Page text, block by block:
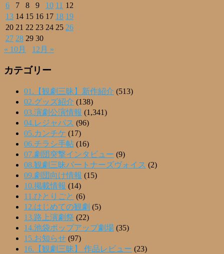
6
7 8 9 10 11 12
13 14 15 16 17 18 19
20 21 22 23 24 25 26
27 28 29 30
« 10月
12月 »
カテゴリー
01.【観劇三昧】新作紹介 (513)
02.グッズ紹介 (138)
03.演劇公演情報 (1,341)
04.レジャパス (96)
05.カンチケ (17)
06.チラシ手帖 (16)
07.劇団突撃インタビュー (9)
08.観劇三昧パートナーズヴォイス (2)
09.劇団向け情報 (15)
10.掲載情報 (14)
11.ひとりごと (6)
12.はじめての観劇 (5)
13.路上演劇祭 (22)
14.池袋ポップアップ劇場 (35)
15.お知らせ (97)
16.【観劇三昧】 作品レビュー (23)